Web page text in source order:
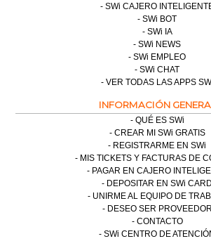
SWi CAJERO
SWi BOT
SWi IA
SWi NEWS
SWi EMPLEO
SWi CHAT
VER TODAS LAS APPS
INFORMACIÓN
QUÉ ES SWi
CREAR MI SWi GRATIS
REGISTRARME EN SWi
MIS TICKETS Y FACTURAS DE
PAGAR EN CAJERO
DEPOSITAR EN SWi CARD
UNIRME AL EQUIPO DE
DESEO SER PROVEEDOR
CONTACTO
SWi CENTRO DE